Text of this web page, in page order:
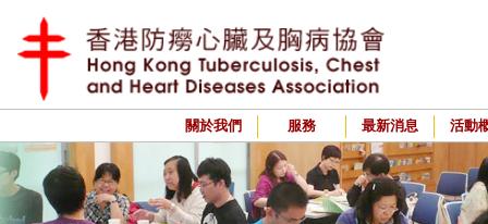
關於我們 服務 最新消息 活動